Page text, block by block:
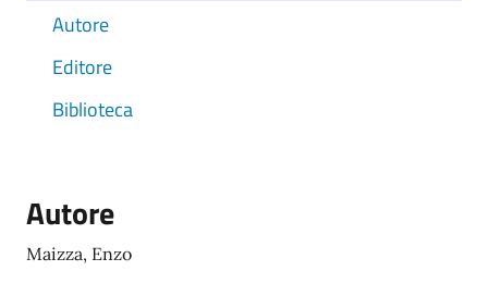
Autore
Editore
Biblioteca
Autore
Maizza, Enzo